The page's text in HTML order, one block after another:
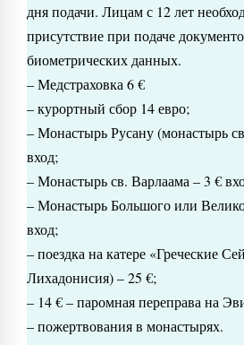
дня подачи. Лицам с 12 лет
присутствие при подаче
биометрических данных.
– Медстраховка 6 €
– курортный сбор 14 евро;
– Монастырь Русану (монастырь
вход;
– Монастырь св. Варлаама – 3 €
– Монастырь Большого или
вход;
– поездка на катере «Греческие
Лихадонисия) – 25 €;
– 14 € – паромная переправа на
– пожертвования в монастырях.